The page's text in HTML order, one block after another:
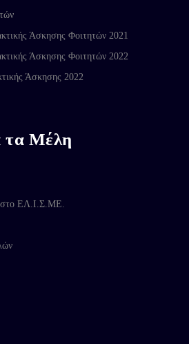
Άσκησης Φοιτητών 2021
Άσκησης Φοιτητών 2022
Άσκησης 2022
τα Μέλη
στο ΕΛ.Ι.Σ.ΜΕ.